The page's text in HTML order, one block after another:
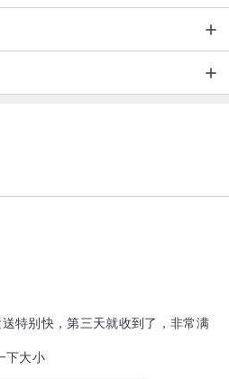
特别快，第三天就收到了，非常满
下大小